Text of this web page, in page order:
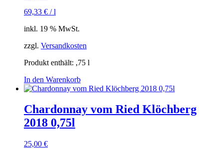
69,33 € /l
inkl. 19 % MwSt.
zzgl. Versandkosten
Produkt enthält: ,75 l
In den Warenkorb
Chardonnay vom Ried Klöchberg
2018 0,75l
25,00 €